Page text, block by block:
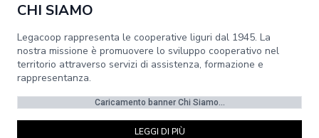
CHI SIAMO
Legacoop rappresenta le cooperative liguri dal 1945. La
nostra missione è promuovere lo sviluppo cooperativo nel
territorio attraverso servizi di assistenza, formazione e
rappresentanza.
Caricamento banner Chi Siamo...
LEGGI DI PIÙ